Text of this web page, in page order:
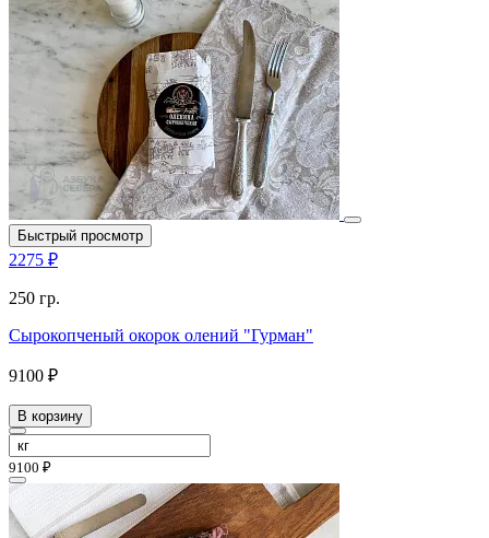
Быстрый просмотр
2275 ₽
250 гр.
Сырокопченый окорок олений "Гурман"
9100 ₽
В корзину
9100 ₽